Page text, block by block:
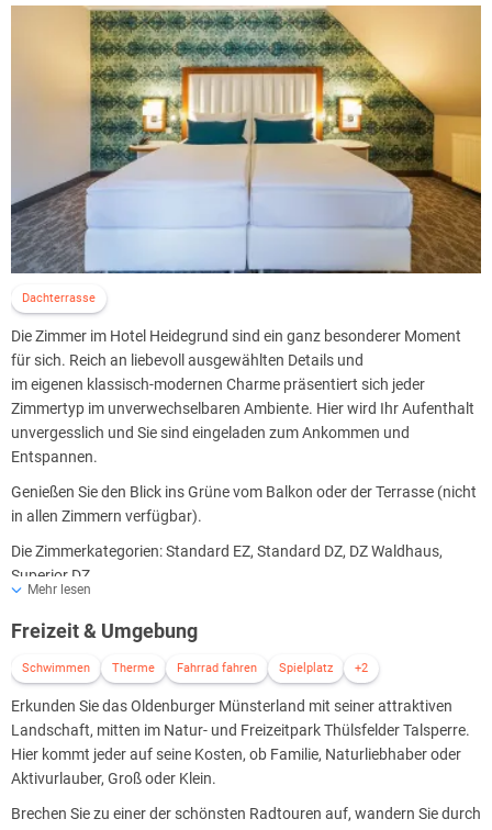
Dachterrasse
Die Zimmer im Hotel Heidegrund sind ein ganz besonderer Moment
für sich. Reich an liebevoll ausgewählten Details und
im eigenen klassisch-modernen Charme präsentiert sich jeder
Zimmertyp im unverwechselbaren Ambiente. Hier wird Ihr Aufenthalt
unvergesslich und Sie sind eingeladen zum Ankommen und
Entspannen.
Genießen Sie den Blick ins Grüne vom Balkon oder der Terrasse (nicht
in allen Zimmern verfügbar).
Die Zimmerkategorien: Standard EZ, Standard DZ, DZ Waldhaus,
Superior DZ
Mehr lesen
Freizeit & Umgebung
Schwimmen Therme Fahrrad fahren Spielplatz +2
Erkunden Sie das Oldenburger Münsterland mit seiner attraktiven
Landschaft, mitten im Natur- und Freizeitpark Thülsfelder Talsperre.
Hier kommt jeder auf seine Kosten, ob Familie, Naturliebhaber oder
Aktivurlauber, Groß oder Klein.
Brechen Sie zu einer der schönsten Radtouren auf, wandern Sie durch